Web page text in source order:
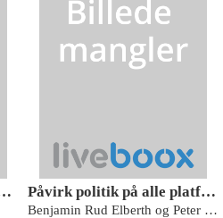
i den nye verdensorden Påvirk politik på alle platforme
Benjamin Rud Elberth og Peter Mose